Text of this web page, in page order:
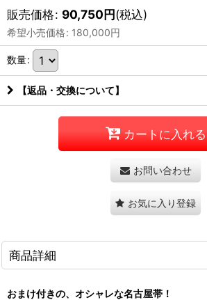
販売価格: 90,750円(税込)
希望小売価格: 180,000円
数量:
【返品・交換について】
カートに入れる
お問い合わせ
お気に入り登録
商品詳細
おまけ付きの、オシャレな名古屋帯！